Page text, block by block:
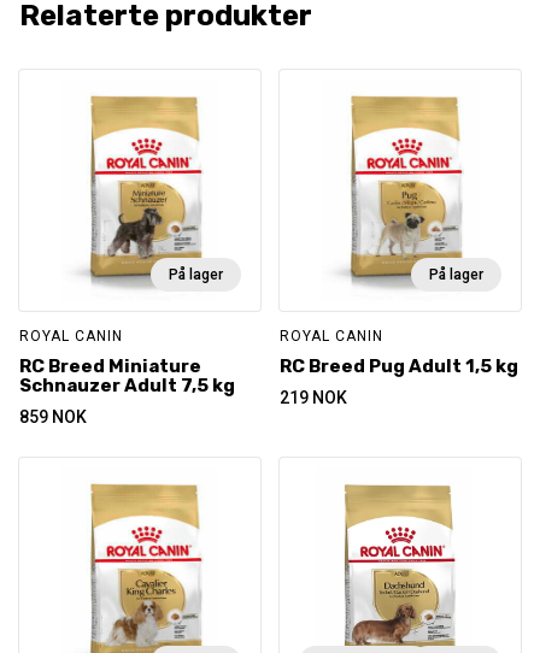
Relaterte produkter
På lager
ROYAL CANIN
RC Breed Miniature
Schnauzer Adult 7,5 kg
859 NOK
På lager
ROYAL CANIN
RC Breed Pug Adult 1,5 kg
219 NOK